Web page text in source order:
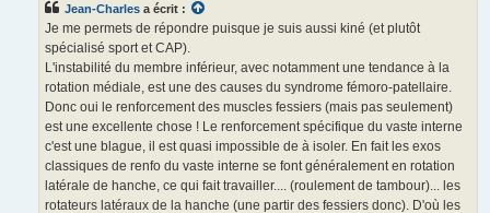
Jean-Charles a écrit :
Je me permets de répondre puisque je suis aussi kiné (et plutôt
spécialisé sport et CAP).
L'instabilité du membre inférieur, avec notamment une tendance à la
rotation médiale, est une des causes du syndrome fémoro-patellaire.
Donc oui le renforcement des muscles fessiers (mais pas seulement)
est une excellente chose ! Le renforcement spécifique du vaste interne
c'est une blague, il est quasi impossible de à isoler. En fait les exos
classiques de renfo du vaste interne se font généralement en rotation
latérale de hanche, ce qui fait travailler.... (roulement de tambour)... les
rotateurs latéraux de la hanche (une partir des fessiers donc). D'où les